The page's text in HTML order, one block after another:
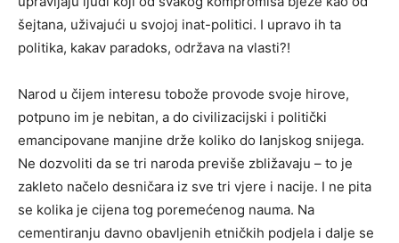
šejtana, uživajući u svojoj inat-politici. I upravo ih ta
politika, kakav paradoks, održava na vlasti?!
Narod u čijem interesu tobože provode svoje hirove,
potpuno im je nebitan, a do civilizacijski i politički
emancipovane manjine drže koliko do lanjskog snijega.
Ne dozvoliti da se tri naroda previše zbližavaju – to je
zakleto načelo desničara iz sve tri vjere i nacije. I ne pita
se kolika je cijena tog poremećenog nauma. Na
cementiranju davno obavljenih etničkih podjela i dalje se